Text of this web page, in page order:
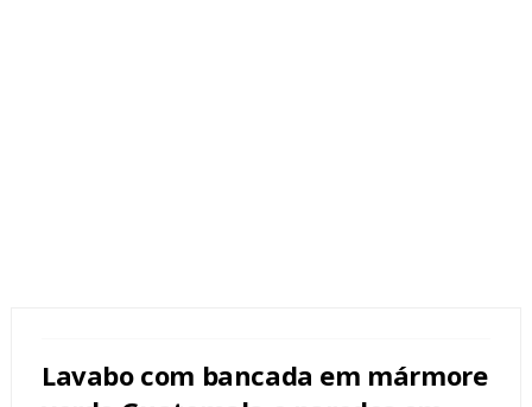
Lavabo com bancada em mármore